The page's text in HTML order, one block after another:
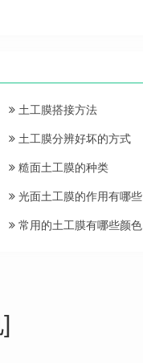
土工膜搭接方法
土工膜分辨好坏的方式
糙面土工膜的种类
光面土工膜的作用有哪些
常用的土工膜有哪些颜色